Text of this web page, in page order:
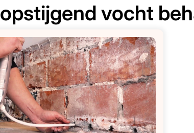
opstijgend vocht